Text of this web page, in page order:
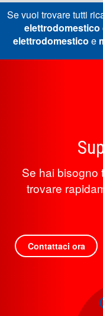
Se vuoi trovare tutti
elettrodomestico
elettrodomestico e
Se hai bisogno
trovare
Contattaci ora